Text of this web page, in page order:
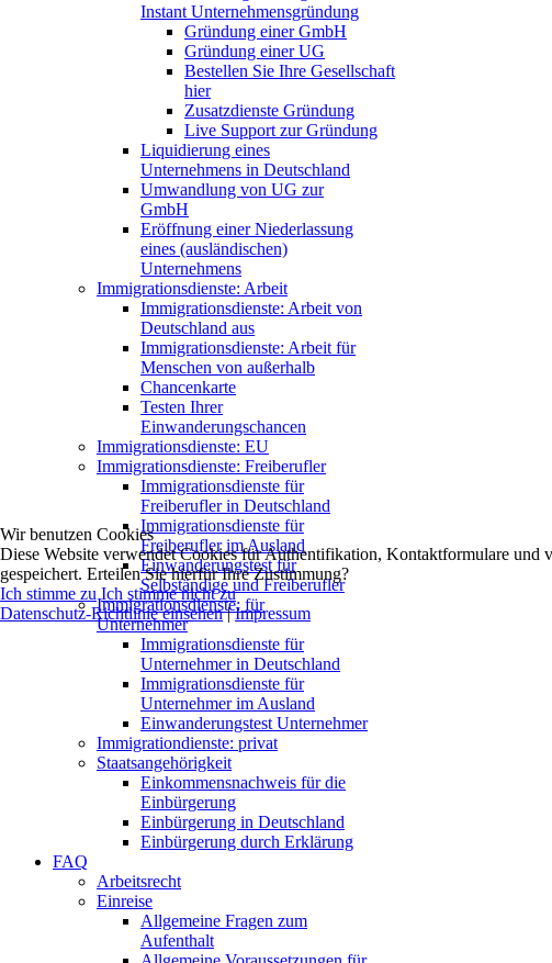
Instant Unternehmensgründung
Gründung einer GmbH
Gründung einer UG
Bestellen Sie Ihre Gesellschaft
hier
Zusatzdienste Gründung
Live Support zur Gründung
Liquidierung eines
Unternehmens in Deutschland
Umwandlung von UG zur
GmbH
Eröffnung einer Niederlassung
eines (ausländischen)
Unternehmens
Immigrationsdienste: Arbeit
Immigrationsdienste: Arbeit von
Deutschland aus
Immigrationsdienste: Arbeit für
Menschen von außerhalb
Chancenkarte
Testen Ihrer
Einwanderungschancen
Immigrationsdienste: EU
Immigrationsdienste: Freiberufler
Immigrationsdienste für
Freiberufler in Deutschland
Immigrationsdienste für
Freiberufler im Ausland
Einwanderungstest für
Selbständige und Freiberufler
Immigrationsdienste: für
Unternehmer
Immigrationsdienste für
Unternehmer in Deutschland
Immigrationsdienste für
Unternehmer im Ausland
Einwanderungstest Unternehmer
Immigrationdienste: privat
Staatsangehörigkeit
Einkommensnachweis für die
Einbürgerung
Einbürgerung in Deutschland
Einbürgerung durch Erklärung
FAQ
Arbeitsrecht
Einreise
Allgemeine Fragen zum
Aufenthalt
Wir benutzen Cookies
Diese Website verwendet Cookies für Authentifikation, Kontaktformulare und
gespeichert. Erteilen Sie hierfür Ihre Zustimmung?
Ich stimme zu Ich stimme nicht zu
Datenschutz-Richtlinie einsehen|Impressum